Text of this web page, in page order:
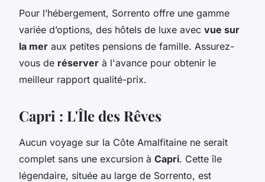
Pour l’hébergement, Sorrento offre une gamme
variée d’options, des hôtels de luxe avec vue sur
la mer aux petites pensions de famille. Assurez-
vous de réserver à l'avance pour obtenir le
meilleur rapport qualité-prix.
Capri : L'Île des Rêves
Aucun voyage sur la Côte Amalfitaine ne serait
complet sans une excursion à Capri. Cette île
légendaire, située au large de Sorrento, est